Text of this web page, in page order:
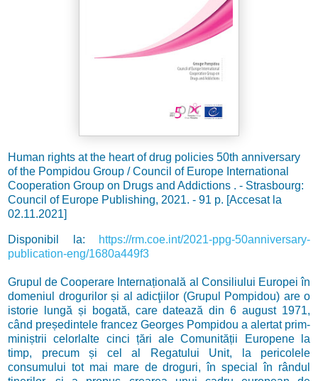
Human rights at the heart of drug policies 50th anniversary
of the Pompidou Group / Council of Europe International
Cooperation Group on Drugs and Addictions . - Strasbourg:
Council of Europe Publishing, 2021. - 91 p. [Accesat la
02.11.2021]
Disponibil la:
https://rm.coe.int/2021-ppg-50anniversary-
publication-eng/1680a449f3
Grupul de Cooperare Internațională al Consiliului Europei în
domeniul drogurilor și al adicţiilor (Grupul Pompidou) are o
istorie lungă și bogată, care datează din 6 august 1971,
când președintele francez Georges Pompidou a alertat prim-
miniștrii celorlalte cinci țări ale Comunității Europene la
timp, precum și cel al Regatului Unit, la pericolele
consumului tot mai mare de droguri, în special în rândul